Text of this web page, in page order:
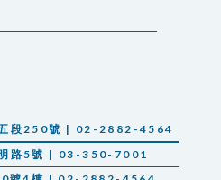
五段250號 | 02-2882-4564
路5號 | 03-350-7001